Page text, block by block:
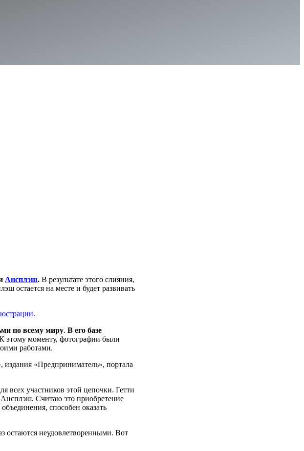
Ансплэш. В результате этого слияния,
остается на месте и будет развивать
по всему миру. В его базе
этому моменту, фотографии были
работами.
«Предприниматель», портала
всех участников этой цепочки. Гетти
Ансплэш. Считаю это приобретение
способен оказать
остаются неудовлетворенными. Вот